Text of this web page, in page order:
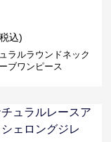
込)
ラルラウンドネック
ブワンピース